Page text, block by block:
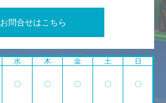
お問合せはこちら
水 木 金 土
日
〇 〇 〇 〇 〇